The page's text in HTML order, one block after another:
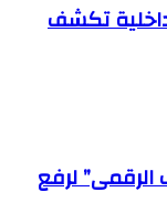
تكشف
لرفع